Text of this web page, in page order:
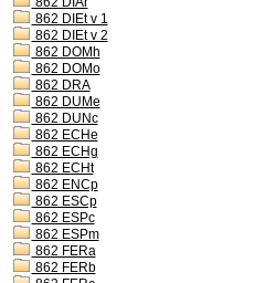
862 DIEt v 1
862 DIEt v 2
862 DOMh
862 DOMo
862 DRA
862 DUMe
862 DUNc
862 ECHe
862 ECHg
862 ECHt
862 ENCp
862 ESCp
862 ESPc
862 ESPm
862 FERa
862 FERb